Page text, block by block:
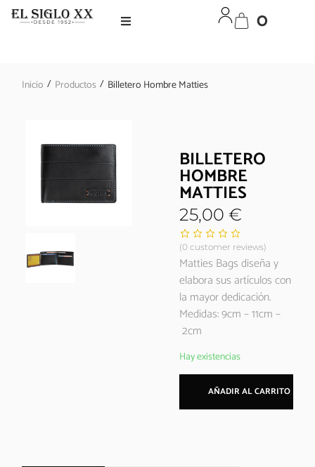
0
Inicio / Productos / Billetero Hombre Matties
BILLETERO
HOMBRE
MATTIES
25,00€
(0 customer reviews)
Matties Bags diseña y
elabora sus artículos con
la mayor dedicación.
Medidas: 9cm – 11cm –
2cm
Hay existencias
AÑADIR AL CARRITO